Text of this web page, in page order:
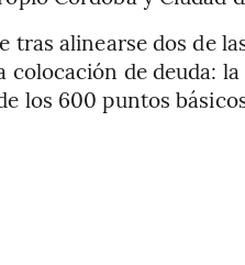
tras alinearse dos de
colocación de deuda:
los 600 puntos